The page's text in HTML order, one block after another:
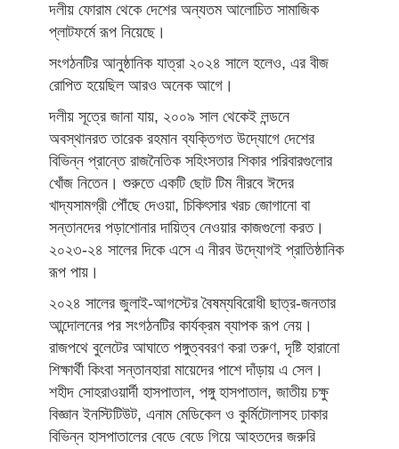
দলীয় ফোরাম থেকে দেশের অন্যতম আলোচিত সামাজিক
প্লাটফর্মে রূপ নিয়েছে।
সংগঠনটির আনুষ্ঠানিক যাত্রা ২০২৪ সালে হলেও, এর বীজ
রোপিত হয়েছিল আরও অনেক আগে।
দলীয় সূত্রে জানা যায়, ২০০৯ সাল থেকেই লন্ডনে
অবস্থানরত তারেক রহমান ব্যক্তিগত উদ্যোগে দেশের
বিভিন্ন প্রান্তে রাজনৈতিক সহিংসতার শিকার পরিবারগুলোর
খোঁজ নিতেন। শুরুতে একটি ছোট টিম নীরবে ঈদের
খাদ্যসামগ্রী পৌঁছে দেওয়া, চিকিৎসার খরচ জোগানো বা
সন্তানদের পড়াশোনার দায়িত্ব নেওয়ার কাজগুলো করত।
২০২৩-২৪ সালের দিকে এসে এ নীরব উদ্যোগই প্রাতিষ্ঠানিক
রূপ পায়।
২০২৪ সালের জুলাই-আগস্টের বৈষম্যবিরোধী ছাত্র-জনতার
আন্দোলনের পর সংগঠনটির কার্যক্রম ব্যাপক রূপ নেয়।
রাজপথে বুলেটের আঘাতে পঙ্গুত্ববরণ করা তরুণ, দৃষ্টি হারানো
শিক্ষার্থী কিংবা সন্তানহারা মায়েদের পাশে দাঁড়ায় এ সেল।
শহীদ সোহরাওয়ার্দী হাসপাতাল, পঙ্গু হাসপাতাল, জাতীয় চক্ষু
বিজ্ঞান ইনস্টিটিউট, এনাম মেডিকেল ও কুর্মিটোলাসহ ঢাকার
বিভিন্ন হাসপাতালের বেডে বেডে গিয়ে আহতদের জরুরি